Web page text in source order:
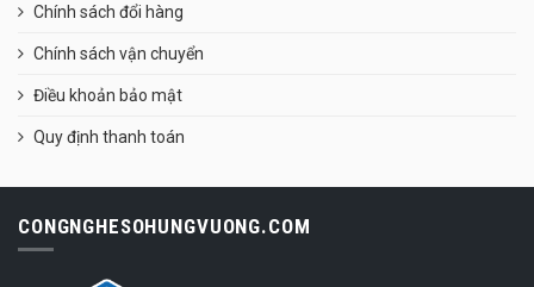
Chính sách đổi hàng
Chính sách vận chuyển
Điều khoản bảo mật
Quy định thanh toán
CONGNGHESOHUNGVUONG.COM